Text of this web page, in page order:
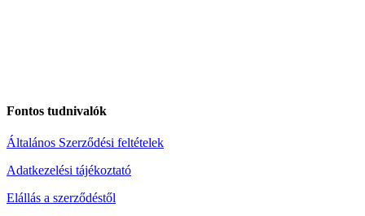
Fontos tudnivalók
Általános Szerződési feltételek
Adatkezelési tájékoztató
Elállás a szerződéstől